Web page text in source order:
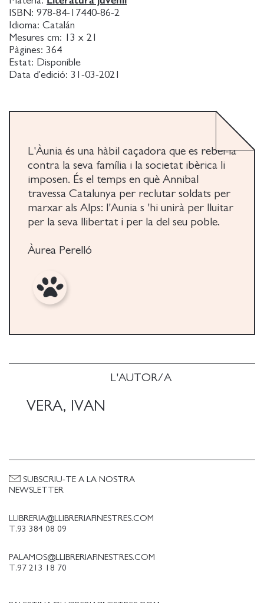
L'AUTOR/A
VERA, IVAN
L'Àunia es farà dona en temps de guerra, coneixerà
l'amor i l'odi, la solidaritat i la traïció, i lluitarà fins al
final per defensar la llibertat, la seva i la del seu
poble.
ISBN: 978-84-17440-86-2
Idioma: Catalán
Mesures cm:
13 x 21
Pàgines: 364
Estat: Disponible
Data d'edició: 31-03-2021
L'Àunia és una hàbil caçadora que es rebel-la
contra la seva família i la societat ibèrica li
imposen. És el temps en què Annibal
travessa Catalunya per reclutar soldats per
marxar als Alps: l'Aunia s 'hi unirà per lluitar
per la seva llibertat i per la del seu poble.
Àurea Perelló
LLIBRERIA@LLIBRERIAFINESTRES.COM
T.93 384 08 09
PALAMOS@LLIBRERIAFINESTRES.COM
T.97 213 18 70
SUBSCRIU-TE A LA NOSTRA
NEWSLETTER